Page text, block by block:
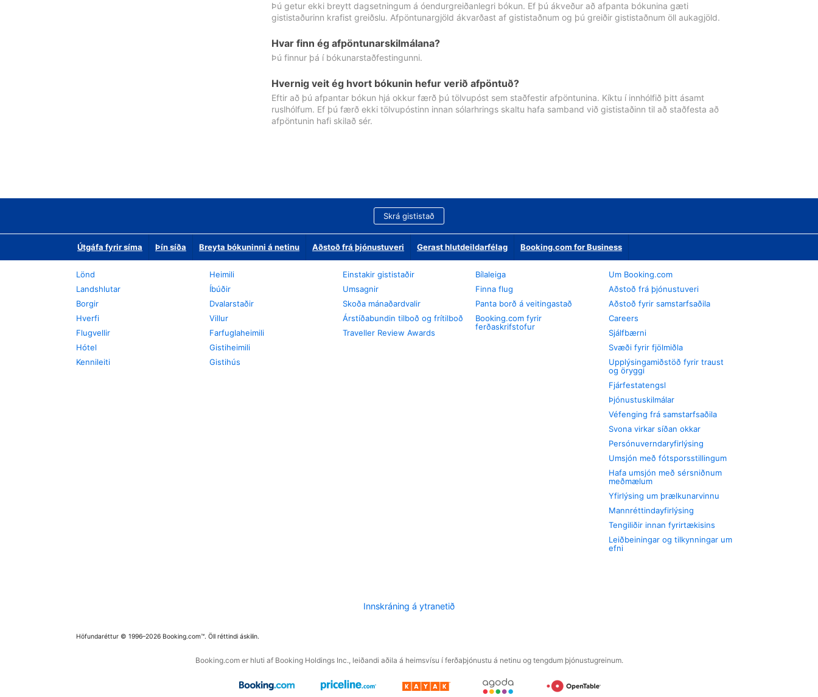
Þú getur ekki breytt dagsetningum á óendurgreiðanlegri bókun. Ef þú ákveður að afpanta bókunina gæti
gististaðurinn krafist greiðslu. Afpöntunargjöld ákvarðast af gististaðnum og þú greiðir gististaðnum öll aukagjöld.
Hvar finn ég afpöntunarskilmálana?
Þú finnur þá í bókunarstaðfestingunni.
Hvernig veit ég hvort bókunin hefur verið afpöntuð?
Eftir að þú afpantar bókun hjá okkur færð þú tölvupóst sem staðfestir afpöntunina. Kíktu í innhólfið þitt ásamt
ruslhólfum. Ef þú færð ekki tölvupóstinn innan sólarhrings skaltu hafa samband við gististaðinn til að staðfesta að
afpöntunin hafi skilað sér.
Skrá gististað
Útgáfa fyrir síma Þín síða Breyta bókuninni á netinu Aðstoð frá þjónustuveri Gerast hlutdeildarfélag Booking.com for Business
Lönd
Landshlutar
Borgir
Hverfi
Flugvellir
Hótel
Kennileiti
Heimili
Íbúðir
Dvalarstaðir
Villur
Farfuglaheimili
Gistiheimili
Gistihús
Einstakir gististaðir
Umsagnir
Skoða mánaðardvalir
Árstíðabundin tilboð og frítilboð
Traveller Review Awards
Bílaleiga
Finna flug
Panta borð á veitingastað
Booking.com fyrir
ferðaskrifstofur
Um Booking.com
Aðstoð frá þjónustuveri
Aðstoð fyrir samstarfsaðila
Careers
Sjálfbærni
Svæði fyrir fjölmiðla
Upplýsingamiðstöð fyrir traust
og öryggi
Fjárfestatengsl
Þjónustuskilmálar
Véfenging frá samstarfsaðila
Svona virkar síðan okkar
Persónuverndaryfirlýsing
Umsjón með fótsporsstillingum
Hafa umsjón með sérsniðnum
meðmælum
Yfirlýsing um þrælkunarvinnu
Mannréttindayfirlýsing
Tengiliðir innan fyrirtækisins
Leiðbeiningar og tilkynningar um
efni
Innskráning á ytranetið
Höfundaréttur © 1996–2026 Booking.com™. Öll réttindi áskilin.
Booking.com er hluti af Booking Holdings Inc., leiðandi aðila á heimsvísu í ferðaþjónustu á netinu og tengdum þjónustugreinum.